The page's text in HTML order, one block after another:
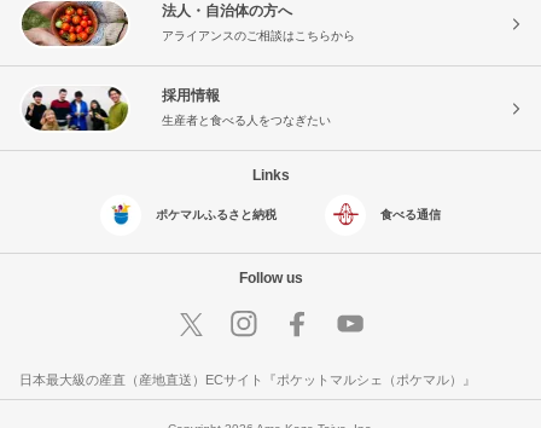
法人・自治体の方へ
アライアンスのご相談はこちらから
採用情報
生産者と食べる人をつなぎたい
Links
ポケマルふるさと納税 食べる通信
Follow us
日本最大級の産直（産地直送）ECサイト『ポケットマルシェ（ポケマル）』